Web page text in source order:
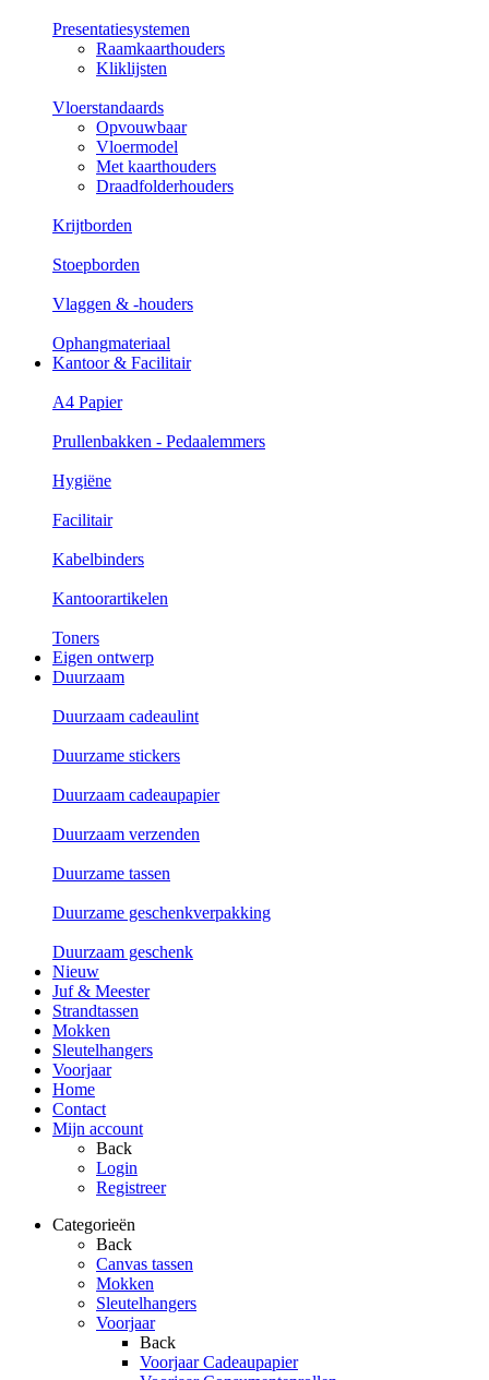
Presentatiesystemen
Raamkaarthouders
Kliklijsten
Vloerstandaards
Opvouwbaar
Vloermodel
Met kaarthouders
Draadfolderhouders
Krijtborden
Stoepborden
Vlaggen & -houders
Ophangmateriaal
Kantoor & Facilitair
A4 Papier
Prullenbakken - Pedaalemmers
Hygiëne
Facilitair
Kabelbinders
Kantoorartikelen
Toners
Eigen ontwerp
Duurzaam
Duurzaam cadeaulint
Duurzame stickers
Duurzaam cadeaupapier
Duurzaam verzenden
Duurzame tassen
Duurzame geschenkverpakking
Duurzaam geschenk
Nieuw
Juf & Meester
Strandtassen
Mokken
Sleutelhangers
Voorjaar
Home
Contact
Mijn account
Back
Login
Registreer
Categorieën
Back
Canvas tassen
Mokken
Sleutelhangers
Voorjaar
Back
Voorjaar Cadeaupapier